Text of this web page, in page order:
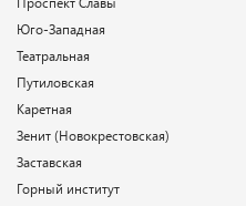
Юго-Западная
Театральная
Путиловская
Каретная
Зенит (Новокрестовская)
Заставская
Горный институт